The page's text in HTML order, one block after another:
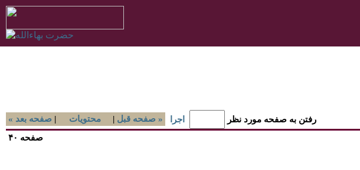
« صفحه بعد | محتويات | صفحه قبل » رفتن به صفحه مورد نظر اجرا